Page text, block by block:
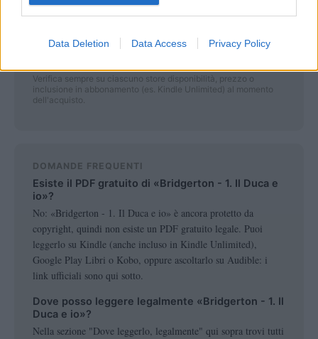
Data Deletion Data Access Privacy Policy
Amazon Kindle / Kindle Unlimited
Audible (audiolibro)
Verifica sempre su ciascuno store disponibilità, prezzo o
inclusione in abbonamento (es. Kindle Unlimited) al momento
dell'acquisto.
DOMANDE FREQUENTI
Esiste il PDF gratuito di «Bridgerton - 1. Il Duca e
io»?
No: «Bridgerton - 1. Il Duca e io» è ancora protetto da
copyright, quindi non esiste un PDF gratuito legale. Puoi
leggerlo su Kindle (anche incluso in Kindle Unlimited),
Google Play Libri o Kobo, oppure ascoltarlo su Audible: i
link ufficiali sono qui sotto.
Dove posso leggere legalmente «Bridgerton - 1. Il
Duca e io»?
Nella sezione "Dove leggerlo, legalmente" qui sopra trovi tutti